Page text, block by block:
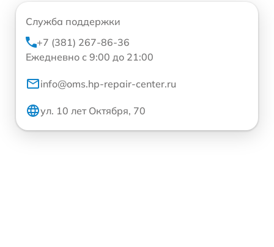
Служба поддержки
+7 (381) 267-86-36
Ежедневно с 9:00 до 21:00
info@oms.hp-repair-center.ru
ул. 10 лет Октября, 70